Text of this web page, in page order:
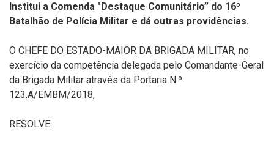
Institui a Comenda "Destaque Comunitário” do 16º
Batalhão de Polícia Militar e dá outras providências.
O CHEFE DO ESTADO-MAIOR DA BRIGADA MILITAR, no
exercício da competência delegada pelo Comandante-Geral
da Brigada Militar através da Portaria N.º
123.A/EMBM/2018,
RESOLVE: